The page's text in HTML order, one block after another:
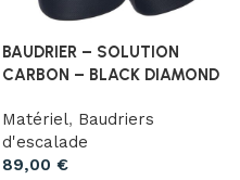
BAUDRIER – SOLUTION
CARBON – BLACK DIAMOND
Matériel, Baudriers
d'escalade
89,00 €